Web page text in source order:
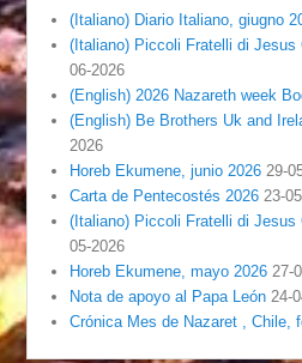
(Italiano) Diario Italiano, giugno
(Italiano) Piccoli Fratelli di Jesus
06-2026
(English) 2026 Nazareth week
(English) Be Brothers Uk and
2026
Horeb Ekumene, junio 2026 29-
Carta de Pentecostés 2026 23-
(Italiano) Piccoli Fratelli di Jesus
05-2026
Horeb Ekumene, mayo 2026 27-
Nota de apoyo al Papa León 24-
Crónica Mes de Nazaret , Chile,